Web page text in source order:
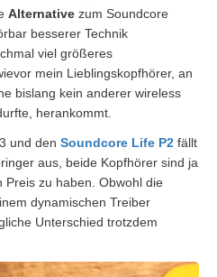
Alternative zum Soundcore
besserer Technik
viel größeres
mein Lieblingskopfhörer, an
bislang kein anderer wireless
herankommt.
und den Soundcore Life P2 fällt
aus, beide Kopfhörer sind ja
zu haben. Obwohl die
dynamischen Treiber
Unterschied trotzdem